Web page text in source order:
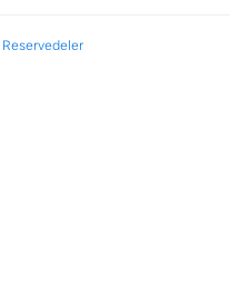
Reservedeler